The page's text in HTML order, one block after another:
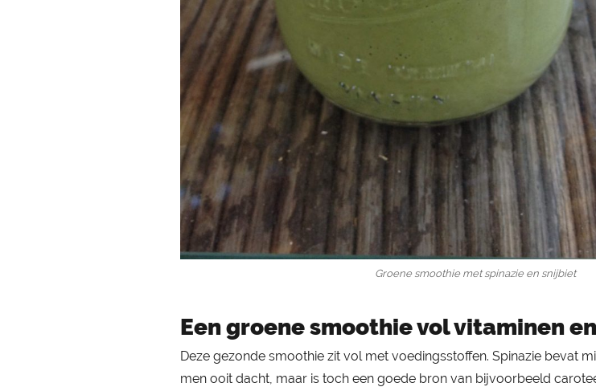
Groene smoothie met spinazie en snijbiet
Een groene smoothie vol vitaminen
Deze gezonde smoothie zit vol met voedingsstoffen. Spinazie bevat
men ooit dacht, maar is toch een goede bron van bijvoorbeeld